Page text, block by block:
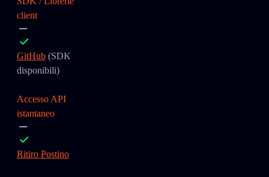
client
GitHub (SDK
disponibili)
Accesso API
istantaneo
Ritiro Postino